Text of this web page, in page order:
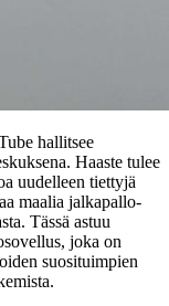
hallitsee
Haaste tulee
uudelleen tiettyjä
maalia jalkapallo-
Tässä astuu
joka on
suosituimpien